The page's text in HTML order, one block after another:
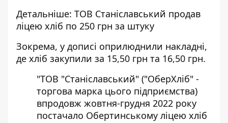
Детальніше: ТОВ Станіславський продав
ліцею хліб по 250 грн за штуку
Зокрема, у дописі оприлюднили накладні,
де хліб закупили за 15,50 грн та 16,50 грн.
"ТОВ "Станіславський" ("ОберХліб" -
торгова марка цього підприємства)
впродовж жовтня-грудня 2022 року
постачало Обертинському ліцею хліб